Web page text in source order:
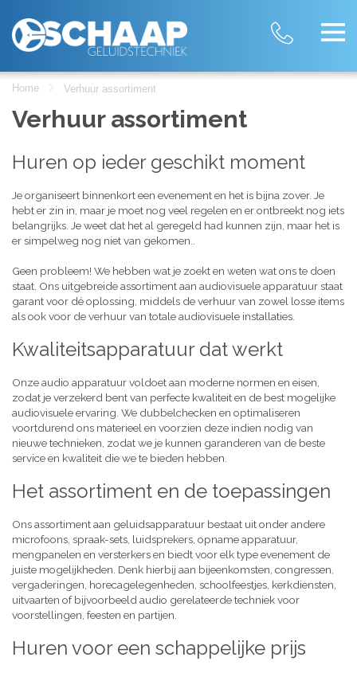
Home Verhuur assortiment
Verhuur assortiment
Huren op ieder geschikt moment
Je organiseert binnenkort een evenement en het is bijna zover. Je
hebt er zin in, maar je moet nog veel regelen en er ontbreekt nog iets
belangrijks. Je weet dat het al geregeld had kunnen zijn, maar het is
er simpelweg nog niet van gekomen..
Geen probleem! We hebben wat je zoekt en weten wat ons te doen
staat. Ons uitgebreide assortiment aan audiovisuele apparatuur staat
garant voor dé oplossing, middels de verhuur van zowel losse items
als ook voor de verhuur van totale audiovisuele installaties.
Kwaliteitsapparatuur dat werkt
Onze audio apparatuur voldoet aan moderne normen en eisen,
zodat je verzekerd bent van perfecte kwaliteit en de best mogelijke
audiovisuele ervaring. We dubbelchecken en optimaliseren
voortdurend ons materieel en voorzien deze indien nodig van
nieuwe technieken, zodat we je kunnen garanderen van de beste
service en kwaliteit die we te bieden hebben.
Het assortiment en de toepassingen
Ons assortiment aan geluidsapparatuur bestaat uit onder andere
microfoons, spraak-sets, luidsprekers, opname apparatuur,
mengpanelen en versterkers en biedt voor elk type evenement de
juiste mogelijkheden. Denk hierbij aan bijeenkomsten, congressen,
vergaderingen, horecagelegenheden, schoolfeestjes, kerkdiensten,
uitvaarten of bijvoorbeeld audio gerelateerde techniek voor
voorstellingen, feesten en partijen.
Huren voor een schappelijke prijs